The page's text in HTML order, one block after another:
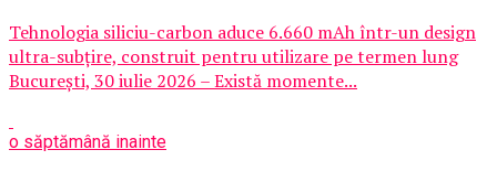
Tehnologia siliciu-carbon aduce 6.660 mAh într-un design
ultra-subțire, construit pentru utilizare pe termen lung
București, 30 iulie 2026 – Există momente...
o săptămână inainte